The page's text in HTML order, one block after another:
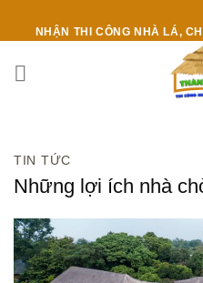
NHẬN THI CÔNG NHÀ LÁ,
TIN TỨC
Những lợi ích nhà